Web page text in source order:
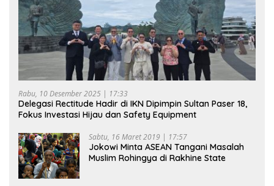
Rabu, 10 Desember 2025 | 17:33
Delegasi Rectitude Hadir di IKN Dipimpin Sultan Paser 18,
Fokus Investasi Hijau dan Safety Equipment
Sabtu, 16 Maret 2019 | 17:57
Jokowi Minta ASEAN Tangani Masalah
Muslim Rohingya di Rakhine State